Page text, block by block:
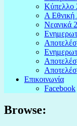
Κύπελλο
Α Εθνική
Νεανικά
Επικοινωνία
Facebook
Browse: